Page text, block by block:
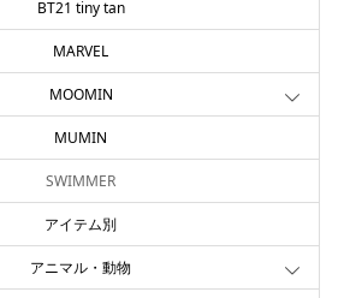
BT21 tiny tan
MARVEL
MOOMIN
MUMIN
SWIMMER
アイテム別
アニマル・動物